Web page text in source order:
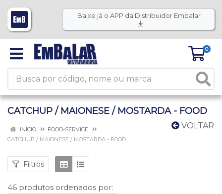
Baixe já o APP da Distribuidor Embalar
0
CATCHUP / MAIONESE / MOSTARDA - FOOD
VOLTAR
INÍCIO
FOOD-SERVICE
CATCHUP / MAIONESE / MOSTARDA - FOOD
Filtros
46 produtos ordenados por: